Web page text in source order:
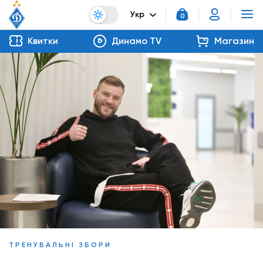
Укр 0
Квитки Динамо TV Магазин
ТРЕНУВАЛЬНІ ЗБОРИ